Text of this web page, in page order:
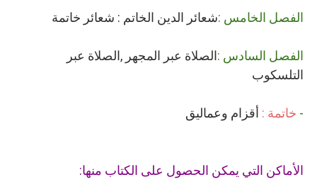
الفصل الخامس :شعائر الدين الخاتم : شعائر خاتمة
الفصل السادس :الصلاة عبر المجهر ,الصلاة عبر
التلسكوب
- خاتمة : أقزام وعماليق
الأماكن التي يمكن الحصول على الكتاب منها: